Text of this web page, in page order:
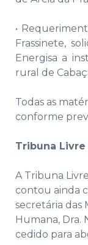
•
Frassinete,
Energisa a
rural de
Todas as
conforme
Tribuna
A Tribuna
contou ainda
secretária das
Humana, Dra.
cedido para